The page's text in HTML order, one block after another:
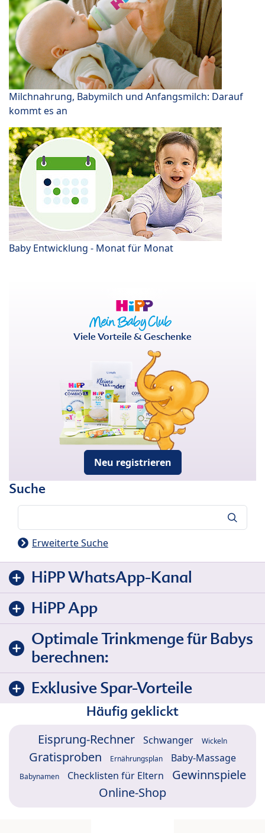
Milchnahrung, Babymilch und Anfangsmilch: Darauf
kommt es an
Baby Entwicklung - Monat für Monat
Viele Vorteile & Geschenke
Neu registrieren
Suche
Erweiterte Suche
HiPP WhatsApp-Kanal
HiPP App
Optimale Trinkmenge für Babys
berechnen:
Exklusive Spar-Vorteile
Häufig geklickt
Eisprung-Rechner Schwanger Wickeln
Gratisproben Ernährungsplan Baby-Massage
Babynamen Checklisten für Eltern
Gewinnspiele
Online-Shop